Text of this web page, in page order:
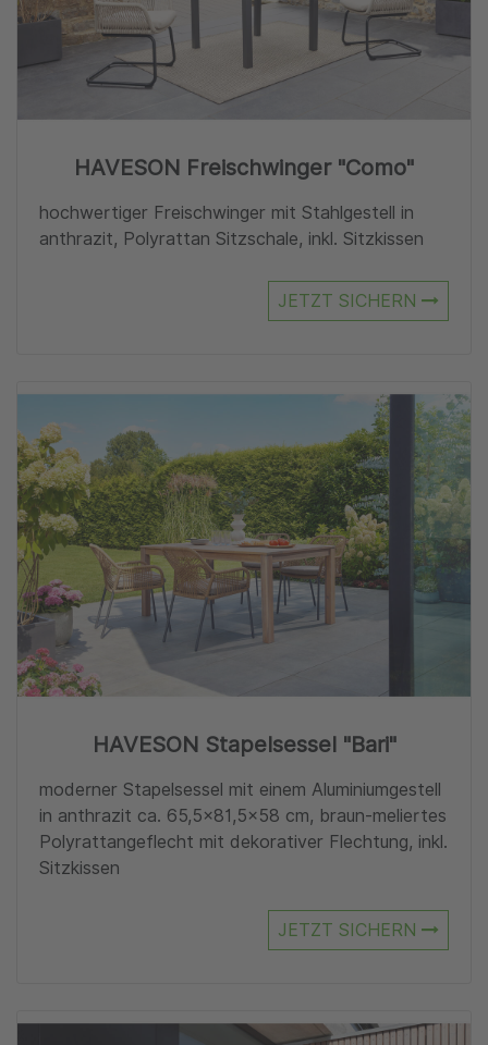
HAVESON Freischwinger "Como"
hochwertiger Freischwinger mit Stahlgestell in
anthrazit, Polyrattan Sitzschale, inkl. Sitzkissen
JETZT SICHERN
HAVESON Stapelsessel "Bari"
moderner Stapelsessel mit einem Aluminiumgestell
in anthrazit ca. 65,5×81,5×58 cm, braun-meliertes
Polyrattangeflecht mit dekorativer Flechtung, inkl.
Sitzkissen
JETZT SICHERN